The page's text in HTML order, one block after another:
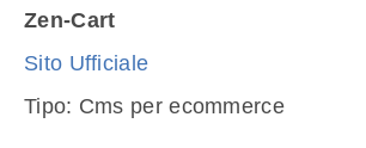
Zen-Cart
Sito Ufficiale
Tipo: Cms per ecommerce